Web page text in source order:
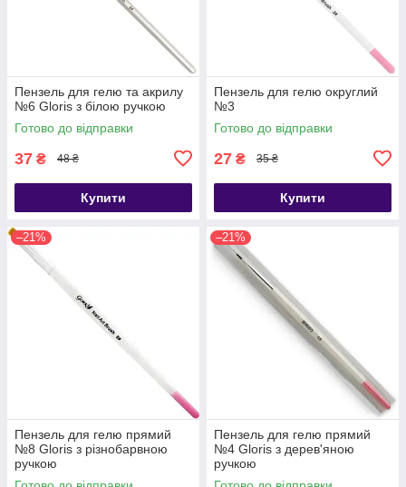
Пензель для гелю та акрилу
№6 Gloris з білою ручкою
Готово до відправки
37 ₴ 48 ₴
Купити
Пензель для гелю округлий
№3
Готово до відправки
27 ₴ 35 ₴
Купити
–21%
Пензель для гелю прямий
№8 Gloris з різнобарвною
ручкою
–21%
Пензель для гелю прямий
№4 Gloris з дерев'яною
ручкою